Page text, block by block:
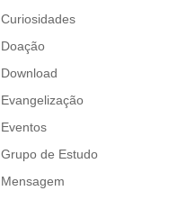
Curiosidades
Doação
Download
Evangelização
Eventos
Grupo de Estudo
Mensagem